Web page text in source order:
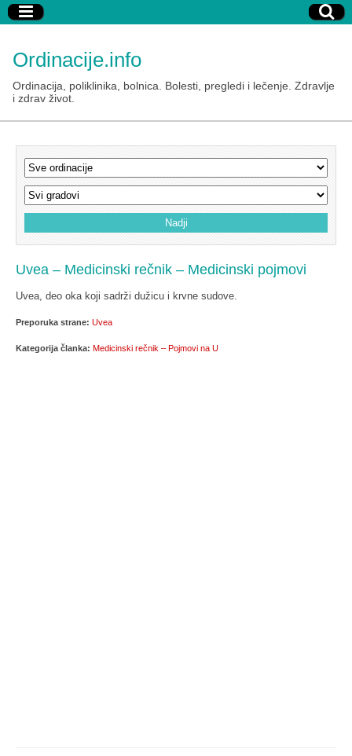
Ordinacije.info
Ordinacija, poliklinika, bolnica. Bolesti, pregledi i lečenje. Zdravlje
i zdrav život.
Uvea – Medicinski rečnik – Medicinski pojmovi
Uvea, deo oka koji sadrži dužicu i krvne sudove.
Preporuka strane: Uvea
Kategorija članka: Medicinski rečnik – Pojmovi na U